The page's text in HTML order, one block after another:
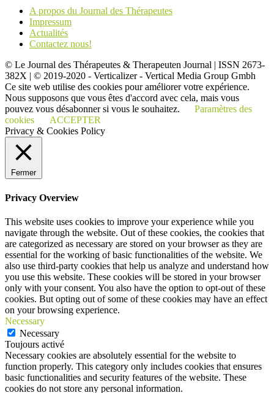
A propos du Journal des Thérapeutes
Impressum
Actualités
Contactez nous!
© Le Journal des Thérapeutes & Therapeuten Journal | ISSN 2673-
382X | © 2019-2020 - Verticalizer - Vertical Media Group Gmbh
Ce site web utilise des cookies pour améliorer votre expérience.
Nous supposons que vous êtes d'accord avec cela, mais vous
pouvez vous désabonner si vous le souhaitez.
Paramètres des
cookies
ACCEPTER
Privacy & Cookies Policy
Fermer
Privacy Overview
This website uses cookies to improve your experience while you
navigate through the website. Out of these cookies, the cookies that
are categorized as necessary are stored on your browser as they are
essential for the working of basic functionalities of the website. We
also use third-party cookies that help us analyze and understand how
you use this website. These cookies will be stored in your browser
only with your consent. You also have the option to opt-out of these
cookies. But opting out of some of these cookies may have an effect
on your browsing experience.
Necessary
Necessary
Toujours activé
Necessary cookies are absolutely essential for the website to
function properly. This category only includes cookies that ensures
basic functionalities and security features of the website. These
cookies do not store any personal information.